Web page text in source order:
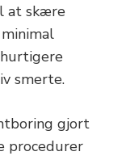
at skære
smerte.
gjort
procedurer